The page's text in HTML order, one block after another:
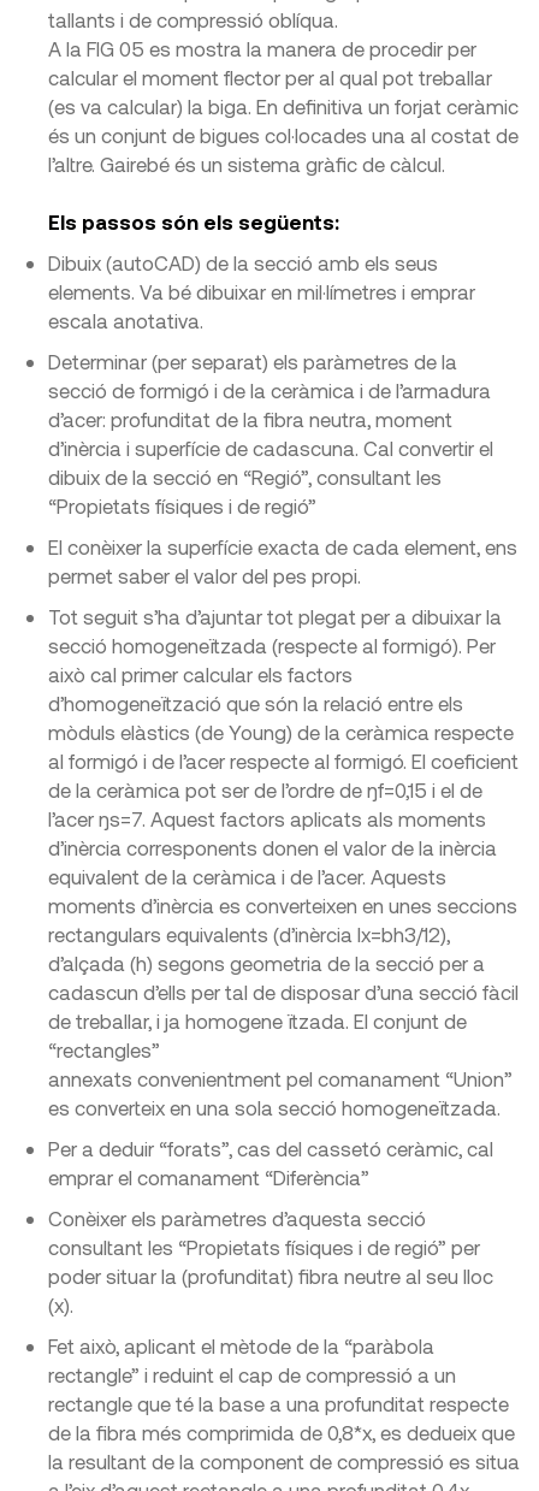
tallants i de compressió oblíqua.
A la FIG 05 es mostra la manera de procedir per
calcular el moment flector per al qual pot treballar
(es va calcular) la biga. En definitiva un forjat ceràmic
és un conjunt de bigues col·locades una al costat de
l’altre. Gairebé és un sistema gràfic de càlcul.
Els passos són els següents:
Dibuix (autoCAD) de la secció amb els seus
elements. Va bé dibuixar en mil·límetres i emprar
escala anotativa.
Determinar (per separat) els paràmetres de la
secció de formigó i de la ceràmica i de l’armadura
d’acer: profunditat de la fibra neutra, moment
d’inèrcia i superfície de cadascuna. Cal convertir el
dibuix de la secció en “Regió”, consultant les
“Propietats físiques i de regió”
El conèixer la superfície exacta de cada element, ens
permet saber el valor del pes propi.
Tot seguit s’ha d’ajuntar tot plegat per a dibuixar la
secció homogeneïtzada (respecte al formigó). Per
això cal primer calcular els factors
d’homogeneïtzació que són la relació entre els
mòduls elàstics (de Young) de la ceràmica respecte
al formigó i de l’acer respecte al formigó. El coeficient
de la ceràmica pot ser de l’ordre de ŋf=0,15 i el de
l’acer ŋs=7. Aquest factors aplicats als moments
d’inèrcia corresponents donen el valor de la inèrcia
equivalent de la ceràmica i de l’acer. Aquests
moments d’inèrcia es converteixen en unes seccions
rectangulars equivalents (d’inèrcia Ix=bh3/12),
d’alçada (h) segons geometria de la secció per a
cadascun d’ells per tal de disposar d’una secció fàcil
de treballar, i ja homogene ïtzada. El conjunt de
“rectangles”
annexats convenientment pel comanament “Union”
es converteix en una sola secció homogeneïtzada.
Per a deduir “forats”, cas del cassetó ceràmic, cal
emprar el comanament “Diferència”
Conèixer els paràmetres d’aquesta secció
consultant les “Propietats físiques i de regió” per
poder situar la (profunditat) fibra neutre al seu lloc
(x).
Fet això, aplicant el mètode de la “paràbola
rectangle” i reduint el cap de compressió a un
rectangle que té la base a una profunditat respecte
de la fibra més comprimida de 0,8*x, es dedueix que
la resultant de la component de compressió es situa